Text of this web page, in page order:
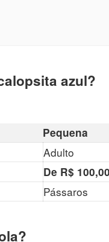
azul?
Pequena
Adulto
De R$
Pássaros